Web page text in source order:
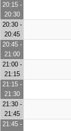
20:15 -
20:30
20:30 -
20:45
20:45 -
21:00
21:00 -
21:15
21:15 -
21:30
21:30 -
21:45
21:45 -